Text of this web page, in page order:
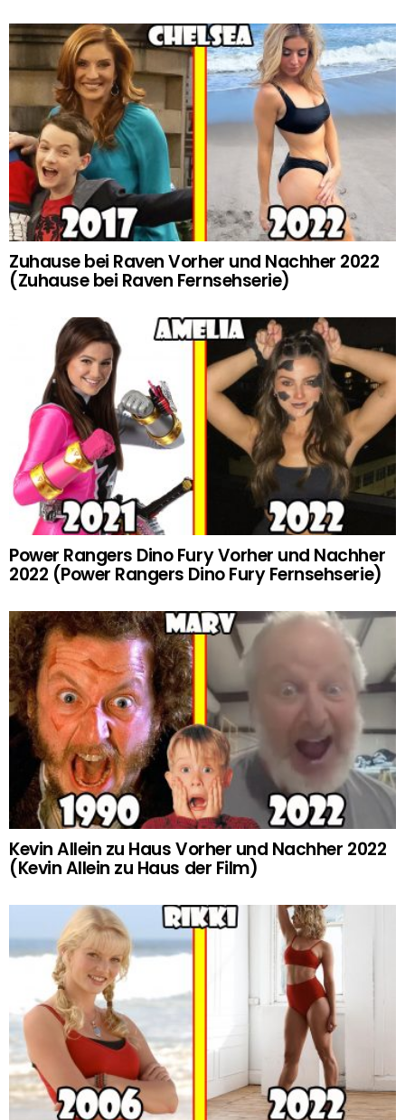
Zuhause bei Raven Vorher und Nachher 2022
(Zuhause bei Raven Fernsehserie)
Power Rangers Dino Fury Vorher und Nachher
2022 (Power Rangers Dino Fury Fernsehserie)
Kevin Allein zu Haus Vorher und Nachher 2022
(Kevin Allein zu Haus der Film)